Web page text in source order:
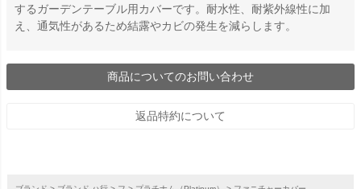
するガーデンテーブル用カバーです。耐水性、耐紫外線性に加
え、通気性があるため結露やカビの発生を減らします。
商品についてのお問い合わせ
返品特約について